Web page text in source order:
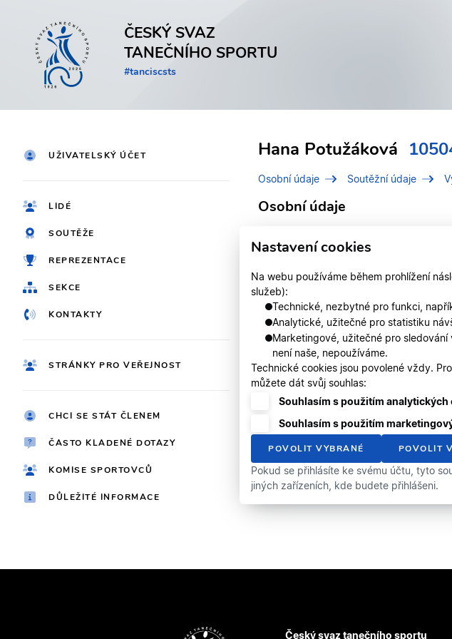
ČESKÝ SVAZ
TANEČNÍHO SPORTU
#tanciscsts
UŽIVATELSKÝ ÚČET
LIDÉ
SOUTĚŽE
REPREZENTACE
SEKCE
KONTAKTY
STRÁNKY PRO VEŘEJNOST
CHCI SE STÁT ČLENEM
ČASTO KLADENÉ DOTAZY
KOMISE SPORTOVCŮ
DŮLEŽITÉ INFORMACE
Hana Potužáková
Osobní údaje Soutěžní údaje
Osobní údaje
Identifikační číslo (IDT)
Registrován v divizi
Český svaz tanečního sportu
Nastavení cookies
Na webu používáme během prohlížení
služeb):
Technické, nezbytné pro funkci,
Analytické, užitečné pro statistiku
Marketingové, užitečné pro
není naše, nepoužíváme.
Technické cookies jsou povolené vždy.
můžete dát svůj souhlas:
Souhlasím s použitím analytických
Souhlasím s použitím
POVOLIT VYBRANÉ POVOLIT
Pokud se přihlásíte ke svému účtu, tyto
jiných zařízeních, kde budete přihlášeni.